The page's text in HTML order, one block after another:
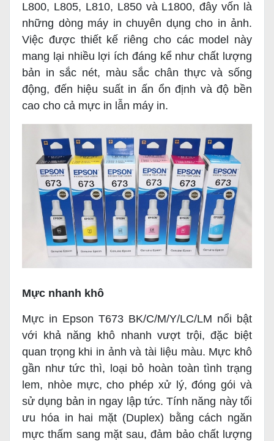
L800, L805, L810, L850 và L1800, đây vốn là
những dòng máy in chuyên dụng cho in ảnh.
Việc được thiết kế riêng cho các model này
mang lại nhiều lợi ích đáng kể như chất lượng
bản in sắc nét, màu sắc chân thực và sống
động, đến hiệu suất in ấn ổn định và độ bền
cao cho cả mực in lẫn máy in.
Mực nhanh khô
Mực in Epson T673 BK/C/M/Y/LC/LM nổi bật
với khả năng khô nhanh vượt trội, đặc biệt
quan trọng khi in ảnh và tài liệu màu. Mực khô
gần như tức thì, loại bỏ hoàn toàn tình trạng
lem, nhòe mực, cho phép xử lý, đóng gói và
sử dụng bản in ngay lập tức. Tính năng này tối
ưu hóa in hai mặt (Duplex) bằng cách ngăn
mực thấm sang mặt sau, đảm bảo chất lượng